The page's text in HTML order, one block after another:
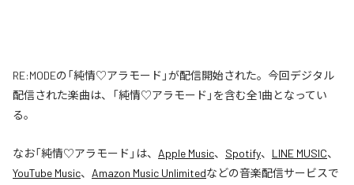
RE:MODEの「純情♡アラモード」が配信開始された。今回デジタル
配信された楽曲は、「純情♡アラモード」を含む全1曲となってい
る。
なお「純情♡アラモード 」は、 Apple Music、 Spotify、 LINE MUSIC、
YouTube Music、 Amazon Music Unlimitedなどの音楽配信サービスで